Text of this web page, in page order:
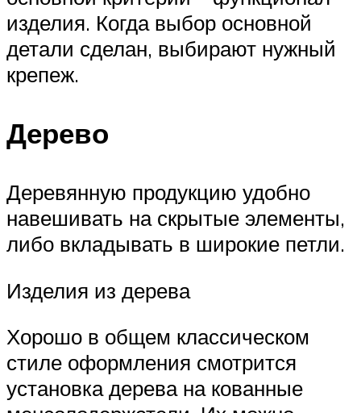
изделия. Когда выбор основной
детали сделан, выбирают нужный
крепеж.
Дерево
Деревянную продукцию удобно
навешивать на скрытые элементы,
либо вкладывать в широкие петли.
Изделия из дерева
Хорошо в общем классическом
стиле оформления смотрится
установка дерева на кованные